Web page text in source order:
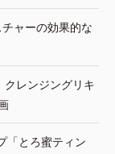
ャーの効果的な
クレンジングリキ
「とろ蜜ティン